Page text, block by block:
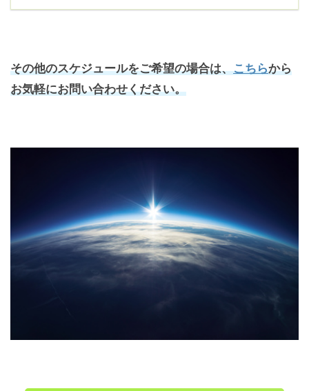
その他のスケジュールをご希望の場合は、こちらから
お気軽にお問い合わせください。